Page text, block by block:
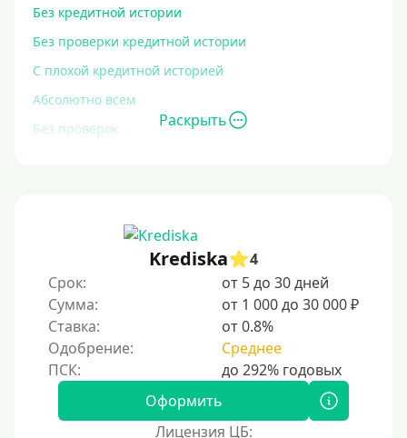
Без кредитной истории
Без проверки кредитной истории
С плохой кредитной историей
Абсолютно всем
Без проверок
С просрочками
Залог
Под залог ПТС
Без залога
Под залог недвижимости
Раскрыть
Krediska
4
Срок:
от 5 до 30 дней
Сумма:
от 1 000 до 30 000 ₽
Ставка:
от 0.8%
Одобрение:
Среднее
Оформить
Лицензия ЦБ: